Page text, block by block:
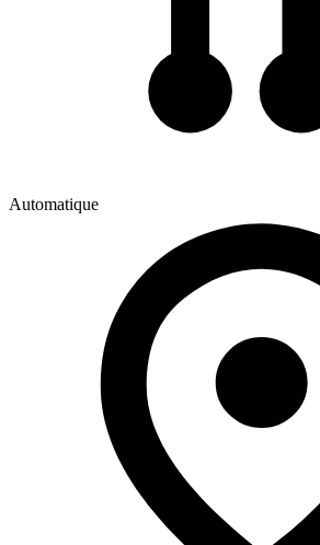
Automatique